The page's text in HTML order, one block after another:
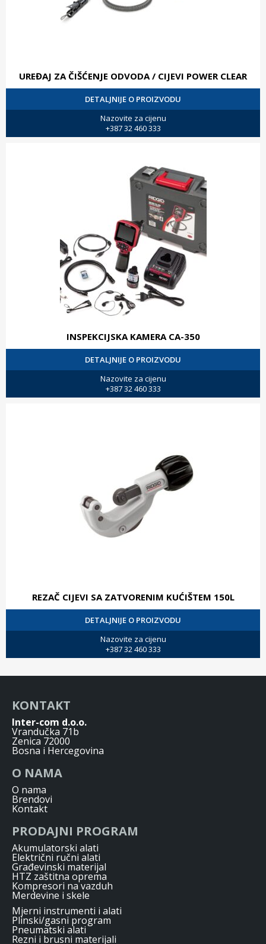
UREĐAJ ZA ČIŠĆENJE ODVODA / CIJEVI POWER CLEAR
DETALJNIJE O PROIZVODU
Nazovite za cijenu
+387 32 460 333
INSPEKCIJSKA KAMERA CA-350
DETALJNIJE O PROIZVODU
Nazovite za cijenu
+387 32 460 333
REZAČ CIJEVI SA ZATVORENIM KUĆIŠTEM 150L
DETALJNIJE O PROIZVODU
Nazovite za cijenu
+387 32 460 333
KONTAKT
Inter-com d.o.o.
Vrandučka 71b
Zenica 72000
Bosna i Hercegovina
O NAMA
O nama
Brendovi
Kontakt
PRODAJNI PROGRAM
Akumulatorski alati
Električni ručni alati
Građevinski materijal
HTZ zaštitna oprema
Kompresori na vazduh
Merdevine i skele
Mjerni instrumenti i alati
Plinski/gasni program
Pneumatski alati
Rezni i brusni materijali